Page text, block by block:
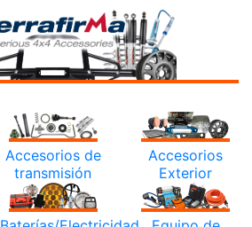
Accesorios de
transmisión
Accesorios
Exterior